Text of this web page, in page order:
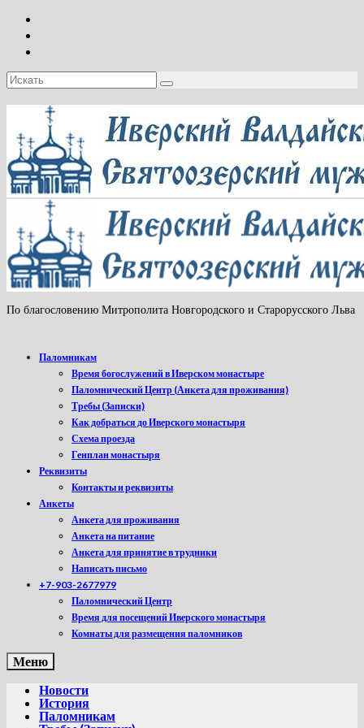
Искать:
По благословению Митрополита Новгородского и Старорусского Льва
Паломникам
Время богослужений в Иверском монастыре
Паломнический Центр (Анкета для проживания)
Требы (Записки)
Как добраться до Иверского монастыря
Схема проезда
Генплан монастыря
Реквизиты
Контакты и реквизиты
Анкеты
Анкета для проживания
Анкета на питание
Анкета для принятие в трудники
Написать письмо
+7-903-2677979
Паломнический Центр
Время для посещений Иверского монастыря
Комнаты для размещения паломников
Меню
Новости
История
Паломникам